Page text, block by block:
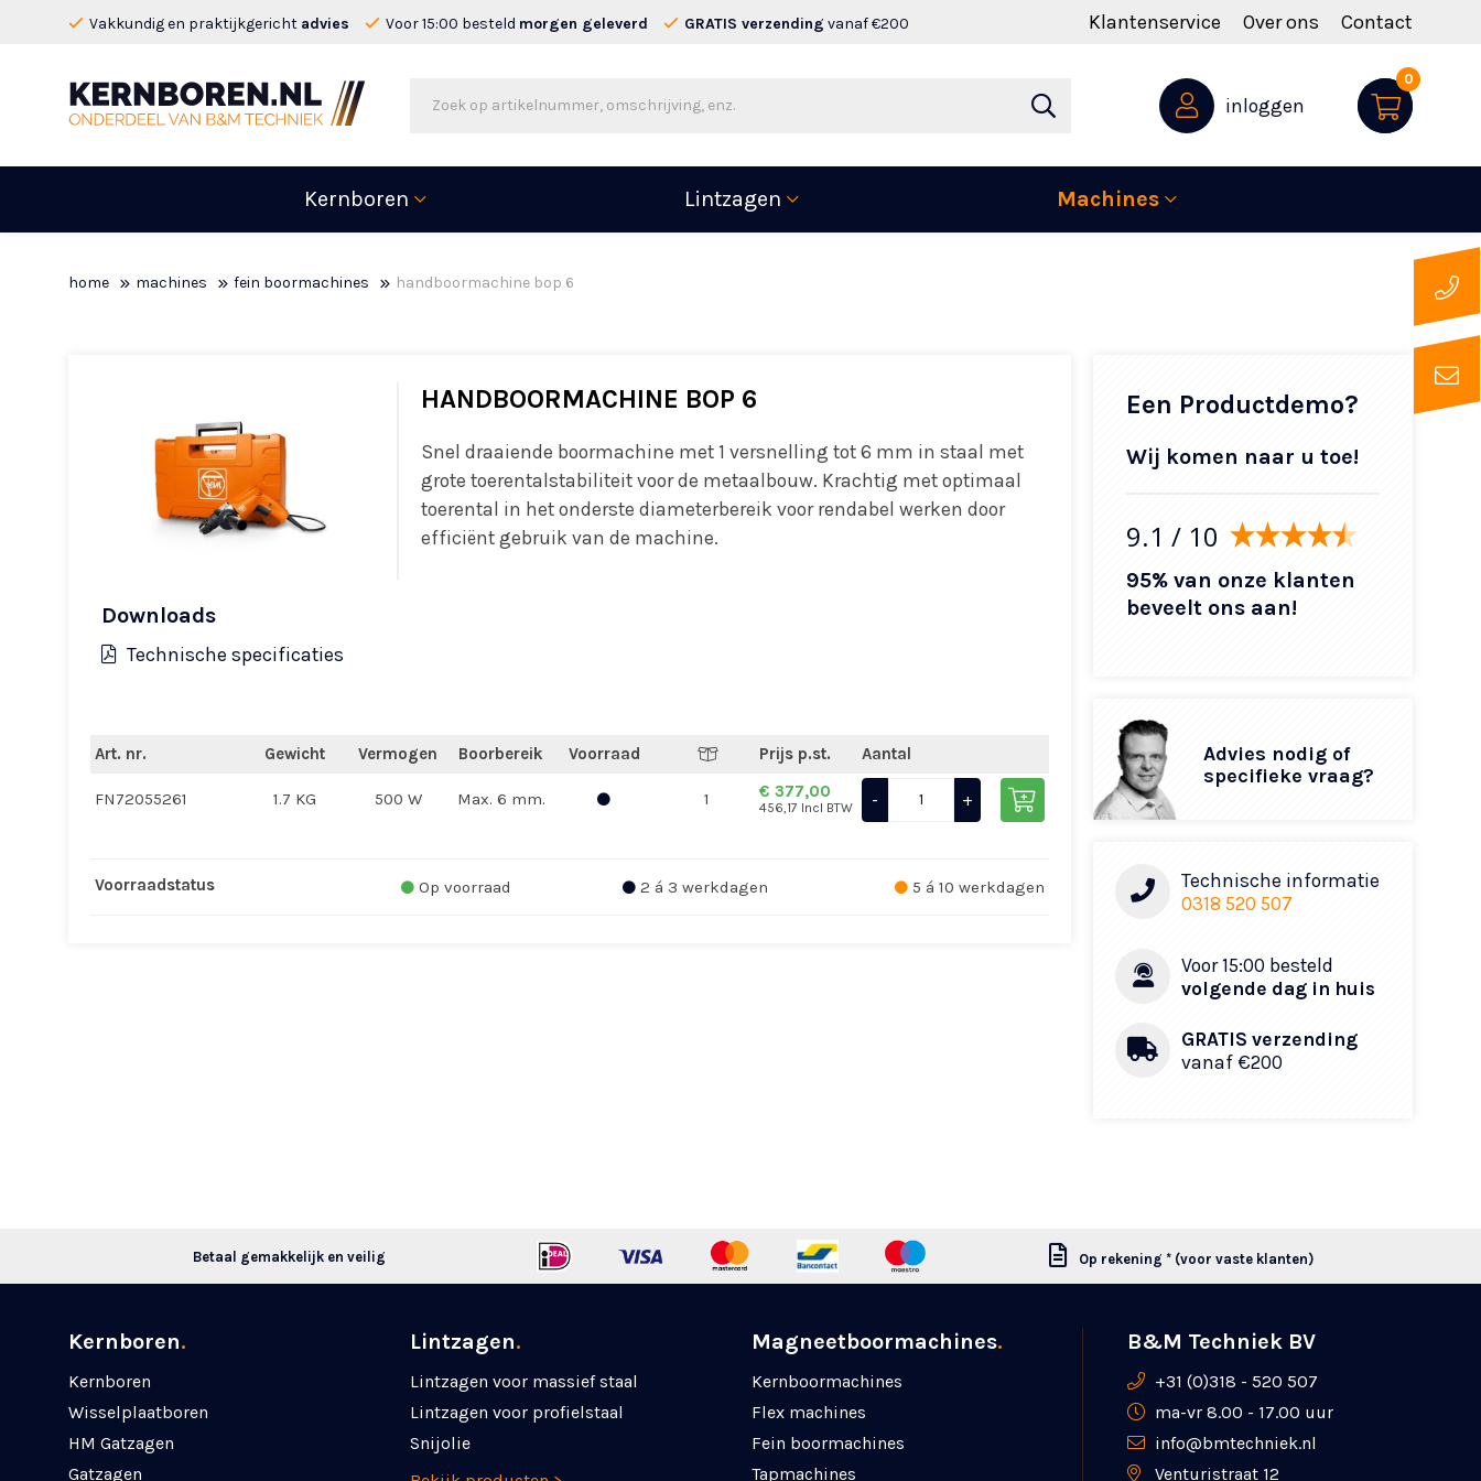
Vakkundig en praktijkgericht advies Voor 15:00 besteld morgen geleverd GRATIS verzending vanaf €200 Klantenservice Over ons Contact
0
inloggen
Kernboren Lintzagen Machines
home machines fein boormachines handboormachine bop 6
HANDBOORMACHINE BOP 6
Snel draaiende boormachine met 1 versnelling tot 6 mm in staal met
grote toerentalstabiliteit voor de metaalbouw. Krachtig met optimaal
toerental in het onderste diameterbereik voor rendabel werken door
efficiënt gebruik van de machine.
Downloads
Technische specificaties
Art. nr. Gewicht Vermogen Boorbereik Voorraad Prijs p.st. Aantal
FN72055261 1.7 KG 500 W Max. 6 mm. 1 € 377,00
456,17 Incl BTW - +
Voorraadstatus Op voorraad 2 á 3 werkdagen 5 á 10 werkdagen
Een Productdemo?
Wij komen naar u toe!
9.1 / 10
95% van onze klanten
beveelt ons aan!
Advies nodig of
specifieke vraag?
Technische informatie
0318 520 507
Voor 15:00 besteld
volgende dag in huis
GRATIS verzending
vanaf €200
Betaal gemakkelijk en veilig Op rekening * (voor vaste klanten)
Kernboren.
Kernboren
Wisselplaatboren
HM Gatzagen
Gatzagen
Lintzagen.
Lintzagen voor massief staal
Lintzagen voor profielstaal
Snijolie
Magneetboormachines.
Kernboormachines
Flex machines
Fein boormachines
Tapmachines
B&M Techniek BV
+31 (0)318 - 520 507
ma-vr 8.00 - 17.00 uur
info@bmtechniek.nl
Venturistraat 12